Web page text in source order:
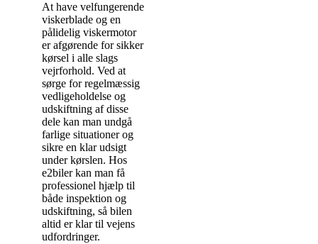
At have velfungerende
viskerblade og en
pålidelig viskermotor
er afgørende for sikker
kørsel i alle slags
vejrforhold. Ved at
sørge for regelmæssig
vedligeholdelse og
udskiftning af disse
dele kan man undgå
farlige situationer og
sikre en klar udsigt
under kørslen. Hos
e2biler kan man få
professionel hjælp til
både inspektion og
udskiftning, så bilen
altid er klar til vejens
udfordringer.